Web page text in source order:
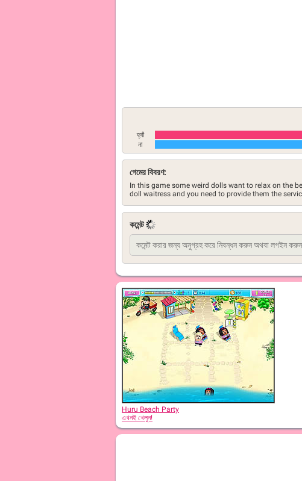
হ্যাঁ
না
গেমের বিবরণ:
In this game some weird dolls want to relax on the
doll waitress and you need to provide them the
কমেন্ট
Huru Beach Party
এখনই খেলুন!